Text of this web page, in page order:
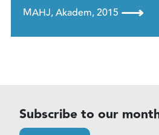
MAHJ, Akadem, 2015 ⟶
Subscribe to our